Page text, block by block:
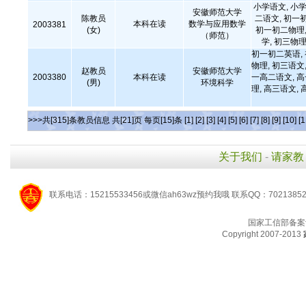
2003381
陈教员
(女)
本科在读
安徽师范大学
数学与应用数学
（师范）
小学语文, 小
二语文, 初一
初一初二物
学, 初三物
2003380
赵教员
(男)
本科在读
安徽师范大学
环境科学
初一初二英语,
物理, 初三语
一高二语文,
理, 高三语文,
>>>共[315]条教员信息 共[21]页 每页[15]条 [1] [2] [3] [4] [5] [6] [7] [8] [9] [10]
关于我们 - 请家教
联系电话：15215533456或微信ah63wz预约我哦 联系QQ：
国家工信部备
Copyright 2007-2013